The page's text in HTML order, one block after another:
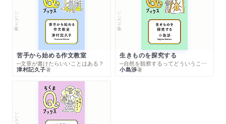
シリーズ・全集
苦手から始める作文教室
─文章が書けたらいいことはある？
津村記久子著
シリーズ・全集
生きものを探究する
─自然を観察するってどういうこと？
小島渉著
シリーズ・全集